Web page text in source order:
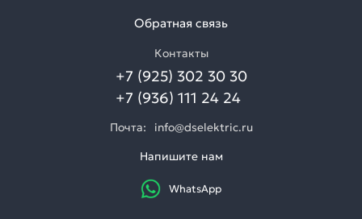
Обратная связь
Контакты
+7 (925) 302 30 30
+7 (936) 111 24 24
Почта:
info@dselektric.ru
Напишите нам
WhatsApp